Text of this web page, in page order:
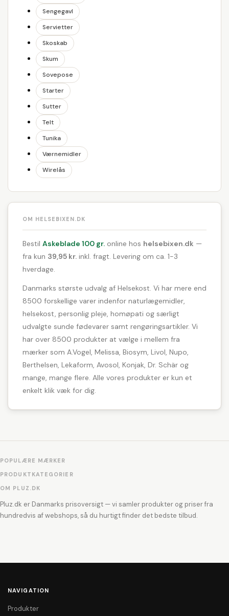
Sengegavl
Servietter
Skoskab
Skum
Sovepose
Starter
Sutter
Telt
Tunika
Værnemidler
Wirelås
OM HELSEBIXEN.DK
Bestil Askeblade 100 gr. online hos helsebixen.dk —
fra kun 39,95 kr. inkl. fragt. Levering om ca. 1-3
hverdage.
Danmarks største udvalg af Helsekost. Vi har mere end
8500 forskellige varer indenfor naturlægemidler,
helsekost, personlig pleje, homøpati og særligt
udvalgte sunde fødevarer samt rengøringsartikler. Vi
har over 8500 produkter at vælge i mellem fra
mærker som A.Vogel, Melissa, Biosym, Livol, Nupo,
Berthelsen, Lekaform, Avosol, Konjak, Dr. Schär og
mange, mange flere. Alle vores produkter er kun et
enkelt klik væk for dig.
POPULÆRE MÆRKER
PRODUKTKATEGORIER
OM PLUZ.DK
Pluz.dk er Danmarks prisoversigt — vi samler produkter og priser fra
hundredvis af webshops, så du hurtigt finder det bedste tilbud.
NAVIGATION
Produkter